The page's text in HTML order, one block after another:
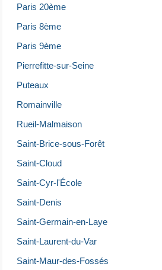
Paris 20ème
Paris 8ème
Paris 9ème
Pierrefitte-sur-Seine
Puteaux
Romainville
Rueil-Malmaison
Saint-Brice-sous-Forêt
Saint-Cloud
Saint-Cyr-l'École
Saint-Denis
Saint-Germain-en-Laye
Saint-Laurent-du-Var
Saint-Maur-des-Fossés